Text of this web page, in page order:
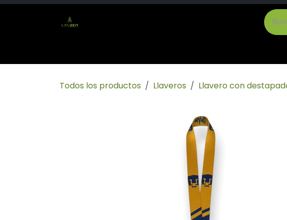
Ir al contenido
Todos los productos Llaveros Llavero con